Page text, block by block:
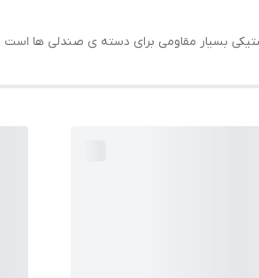
مقاومی برای دسته ی صندلی ها است و